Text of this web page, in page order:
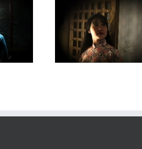
Fleuve #036